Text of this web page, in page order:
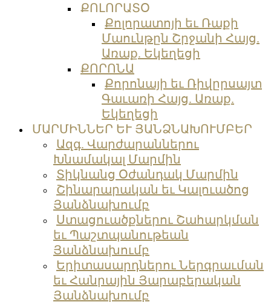
ՔՈԼՈՐԱՏՕ
Քոլորատոյի եւ Ռաքի
Մաունթըն Շրջանի Հայց.
Առաք. Եկեղեցի
ՔՈՐՈՆԱ
Քորոնայի եւ Ռիվըրսայտ
Գաւառի Հայց. Առաք.
Եկեղեցի
ՄԱՐՄԻՆՆԵՐ ԵՒ ՅԱՆՁՆԱԽՈՒՄԲԵՐ
Ազգ. Վարժարաններու
Խնամակալ Մարմին
Տիկնանց Օժանդակ Մարմին
Շինարարական եւ Կալուածոց
Յանձնախումբ
Ստացուածքներու Շահարկման
եւ Պաշտպանութեան
Յանձնախումբ
Երիտասարդներու Ներգրաւման
եւ Հանրային Յարաբերական
Յանձնախումբ